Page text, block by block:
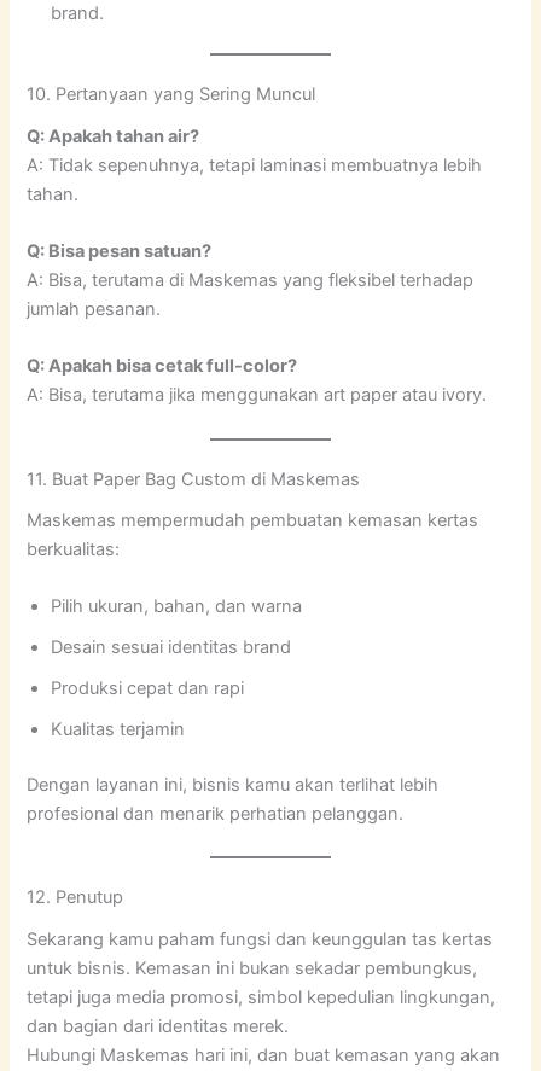
brand.
10. Pertanyaan yang Sering Muncul
Q: Apakah tahan air?
A: Tidak sepenuhnya, tetapi laminasi membuatnya lebih
tahan.
Q: Bisa pesan satuan?
A: Bisa, terutama di Maskemas yang fleksibel terhadap
jumlah pesanan.
Q: Apakah bisa cetak full-color?
A: Bisa, terutama jika menggunakan art paper atau ivory.
11. Buat Paper Bag Custom di Maskemas
Maskemas mempermudah pembuatan kemasan kertas
berkualitas:
Pilih ukuran, bahan, dan warna
Desain sesuai identitas brand
Produksi cepat dan rapi
Kualitas terjamin
Dengan layanan ini, bisnis kamu akan terlihat lebih
profesional dan menarik perhatian pelanggan.
12. Penutup
Sekarang kamu paham fungsi dan keunggulan tas kertas
untuk bisnis. Kemasan ini bukan sekadar pembungkus,
tetapi juga media promosi, simbol kepedulian lingkungan,
dan bagian dari identitas merek.
Hubungi Maskemas hari ini, dan buat kemasan yang akan